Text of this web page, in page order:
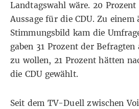
Landtagswahl wäre. 20
Aussage für die CDU. Zu einem
Stimmungsbild kam die
gaben 31 Prozent der
zu wollen, 21 Prozent hätten
die CDU gewählt.
Seit dem TV-Duell zwischen